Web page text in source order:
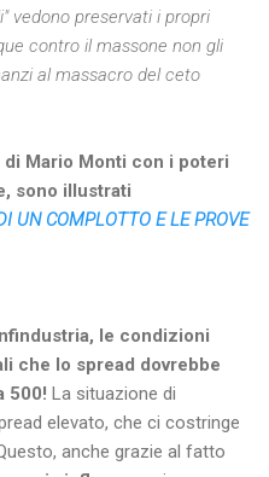
vedono preservati i propri
contro il massone non gli
al massacro del ceto
Mario Monti con i poteri
sono illustrati
UN COMPLOTTO E LE PROVE
le condizioni
che lo spread dovrebbe
500! La situazione di
elevato, che ci costringe
anche grazie al fatto